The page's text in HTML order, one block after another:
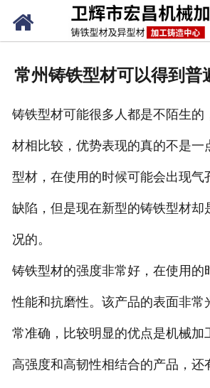
常州铸铁型材可以得到普
铸铁型材可能很多人都是不陌生的
材相比较，优势表现的真的不是一
型材，在使用的时候可能会出现气
缺陷，但是现在新型的铸铁型材却
况的。
铸铁型材的强度非常好，在使用的
性能和抗磨性。该产品的表面非常
常准确，比较明显的优点是机械加
高强度和高韧性相结合的产品，还